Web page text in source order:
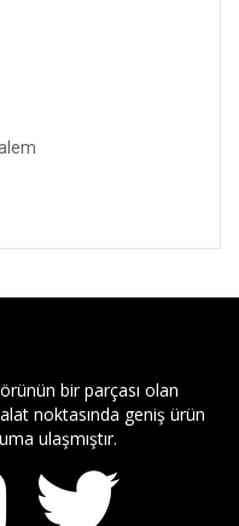
bir parçası olan
noktasında geniş ürün
ulaşmıştır.